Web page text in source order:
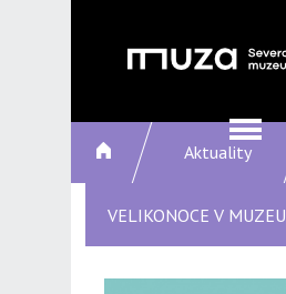
Aktuality
VELIKONOCE V MUZEU